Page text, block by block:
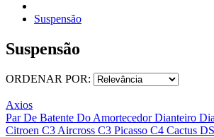
Suspensão
Suspensão
ORDENAR POR:
Axios
Par De Batente Do Amortecedor Dianteiro
Citroen C3 Aircross C3 Picasso C4 Cactus